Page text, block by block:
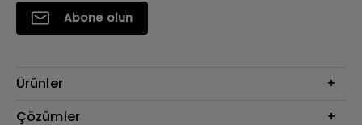
Abone olun
Ürünler
Projektör
Çözümler